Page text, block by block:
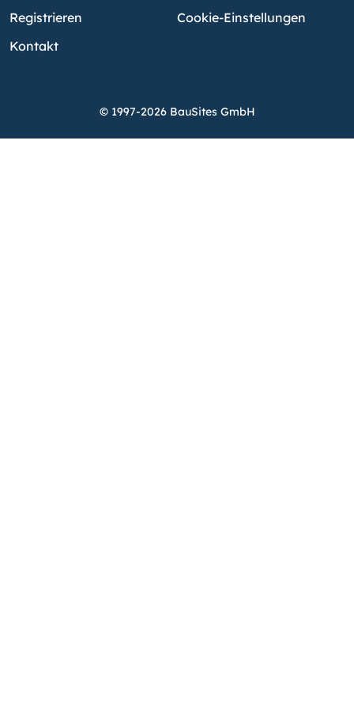
Registrieren
Kontakt
Cookie-Einstellungen
© 1997-2026 BauSites GmbH